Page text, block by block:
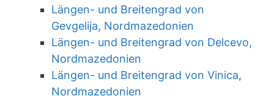
Längen- und Breitengrad von
Gevgelija, Nordmazedonien
Längen- und Breitengrad von Delcevo,
Nordmazedonien
Längen- und Breitengrad von Vinica,
Nordmazedonien